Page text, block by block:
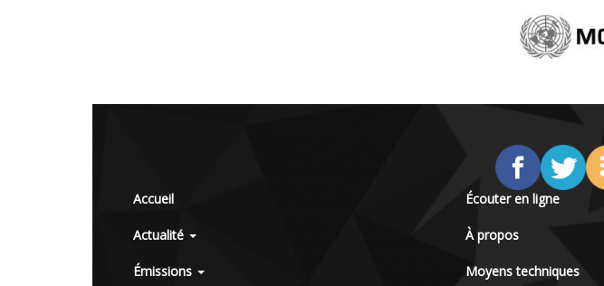
Accueil
Actualité
Émissions
Écouter en ligne
À propos
Moyens techniques